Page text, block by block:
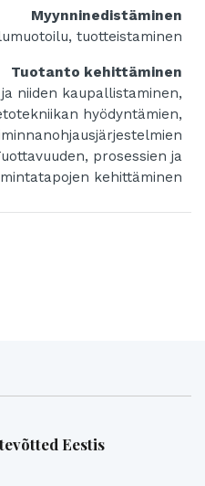
Myynninedistäminen
tuotteistaminen
Tuotanto kehittäminen
niiden kaupallistaminen,
hyödyntämien,
prosessien ja
kehittäminen
Eestis